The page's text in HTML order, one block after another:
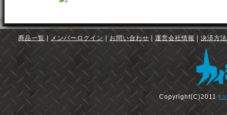
商品一覧 メンバーログイン お問い合わせ 運営会社情報 決済方
Copyright(C)2011